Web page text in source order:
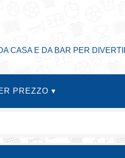
CASA E DA BAR PER
PREZZO